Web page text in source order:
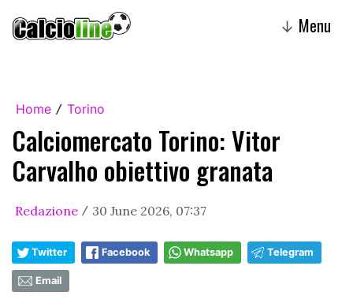
↓ Menu
Home / Torino
Calciomercato Torino: Vitor
Carvalho obiettivo granata
Redazione / 30 June 2026, 07:37
Twitter Facebook Whatsapp Telegram
Email